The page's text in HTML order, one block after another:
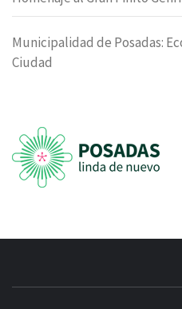
Municipalidad de Posadas:
Ciudad